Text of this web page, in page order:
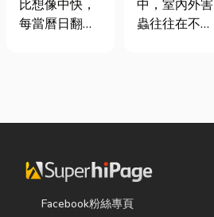
點哪裡買？台
比想像中快，
每當曆日翻到
候？」、「七
該買什
麼？」。相較
於西洋情人
中，室內外害
蟲往往在不知
渣或積水，容
食；陽台、庭
Facebook粉絲專頁